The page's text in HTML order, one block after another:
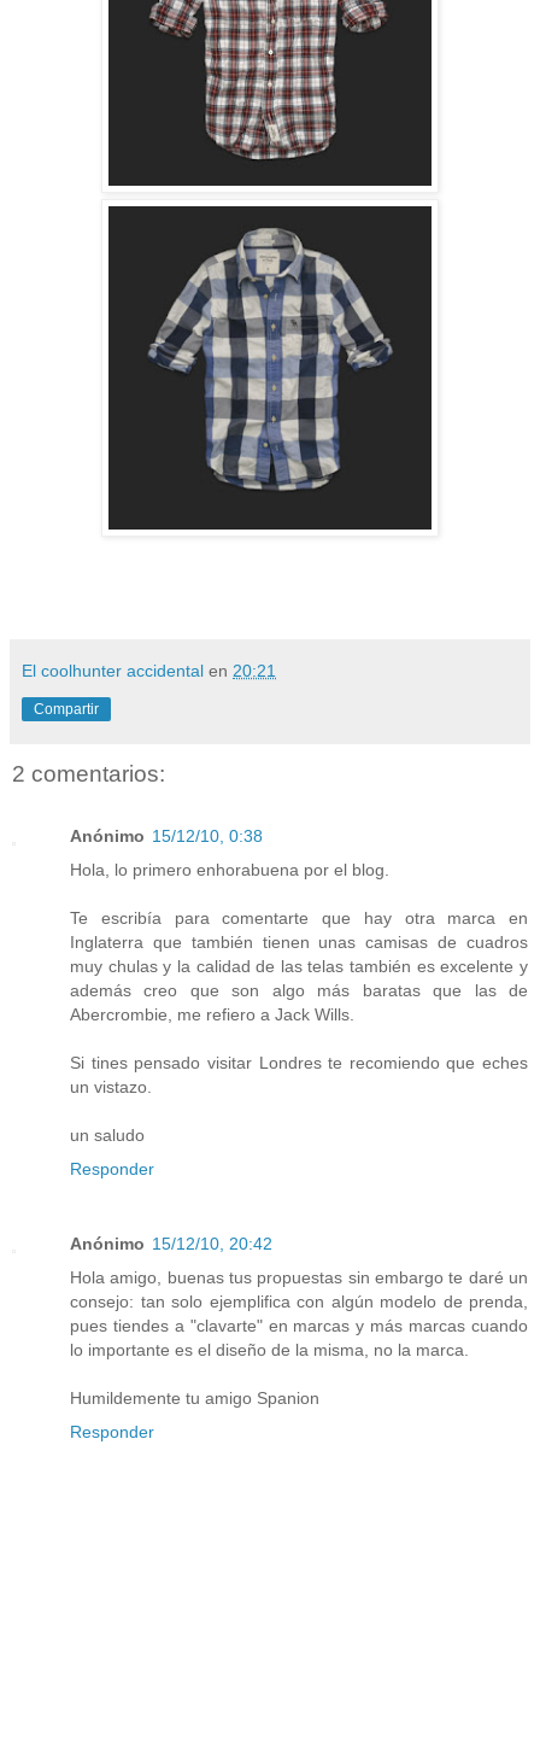
El coolhunter accidental en 20:21
Compartir
2 comentarios:
Anónimo 15/12/10, 0:38
Hola, lo primero enhorabuena por el blog.
Te escribía para comentarte que hay otra marca en
Inglaterra que también tienen unas camisas de cuadros
muy chulas y la calidad de las telas también es excelente y
además creo que son algo más baratas que las de
Abercrombie, me refiero a Jack Wills.
Si tines pensado visitar Londres te recomiendo que eches
un vistazo.
un saludo
Responder
Anónimo 15/12/10, 20:42
Hola amigo, buenas tus propuestas sin embargo te daré un
consejo: tan solo ejemplifica con algún modelo de prenda,
pues tiendes a "clavarte" en marcas y más marcas cuando
lo importante es el diseño de la misma, no la marca.
Humildemente tu amigo Spanion
Responder